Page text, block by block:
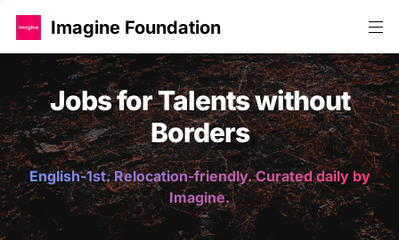
Imagine Foundation
Jobs for Talents without
Borders
English-1st. Relocation-friendly. Curated daily by
Imagine.